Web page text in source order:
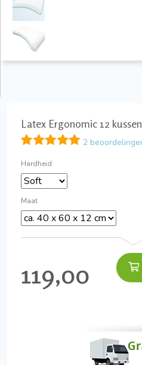
Latex Ergonomic 12 kussen
2
Hardheid
Maat
119,00